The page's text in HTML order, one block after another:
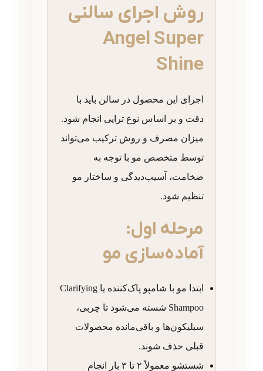
روش اجرای سالنی
Angel Super
Shine
اجرای این محصول در سالن باید با
دقت و بر اساس نوع تراپی انجام شود.
میزان مصرف و روش ترکیب می‌تواند
توسط متخصص مو با توجه به
ضخامت، آسیب‌دیدگی و ساختار مو
تنظیم شود.
مرحله اول:
آماده‌سازی مو
ابتدا مو با شامپو پاک‌کننده یا Clarifying
Shampoo شسته می‌شود تا چربی،
سیلیکون‌ها و باقی‌مانده محصولات
قبلی حذف شوند.
شستشو معمولاً ۲ تا ۳ بار انجام